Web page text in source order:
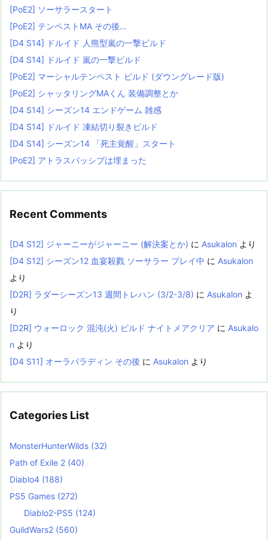
[PoE2] ソーサラースタート
[PoE2] テンペストMA その後…
[D4 S14] ドルイド 人熊型嵐の一撃ビルド
[D4 S14] ドルイド 嵐の一撃ビルド
[PoE2] マーシャルテンペスト ビルド (ダウングレード版)
[PoE2] シャッタリングMAくん 装備調整とか
[D4 S14] シーズン14 エンドゲーム 雑感
[D4 S14] ドルイド 凍結切り裂きビルド
[D4 S14] シーズン14 「死主覚醒」スタート
[PoE2] アトラスパッシブは埋まった
Recent Comments
[D4 S12] ジャーニーがジャーニー (解決案とか) に Asukalon より
[D4 S12] シーズン12 血宴殺戮 ソーサラー プレイ中 に Asukalon
より
[D2R] ラダーシーズン13 週間トレハン (3/2-3/8) に Asukalon よ
り
[D2R] ウォーロック 混沌(火) ビルド ナイトメアクリア に Asukalo
n より
[D4 S11] オーラパラディン その後 に Asukalon より
Categories List
MonsterHunterWilds (32)
Path of Exile 2 (40)
Diablo4 (188)
PS5 Games (272)
Diablo2-PS5 (124)
GuildWars2 (560)